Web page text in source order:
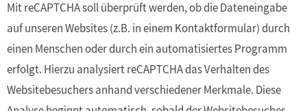
Mit reCAPTCHA soll überprüft werden, ob die Dateneingabe
auf unseren Websites (z.B. in einem Kontaktformular) durch
einen Menschen oder durch ein automatisiertes Programm
erfolgt. Hierzu analysiert reCAPTCHA das Verhalten des
Websitebesuchers anhand verschiedener Merkmale. Diese